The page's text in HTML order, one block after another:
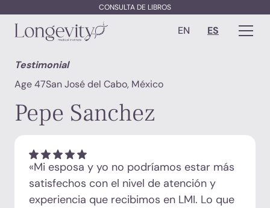
CONSULTA DE LIBROS
EN ES
Testimonial
Age 47San José del Cabo, México
Pepe Sanchez
«Mi esposa y yo no podríamos estar más
satisfechos con el nivel de atención y
experiencia que recibimos en LMI. Lo que